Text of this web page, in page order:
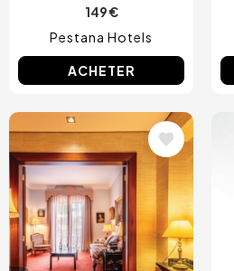
149 €
Pestana Hotels
ACHETER
Image